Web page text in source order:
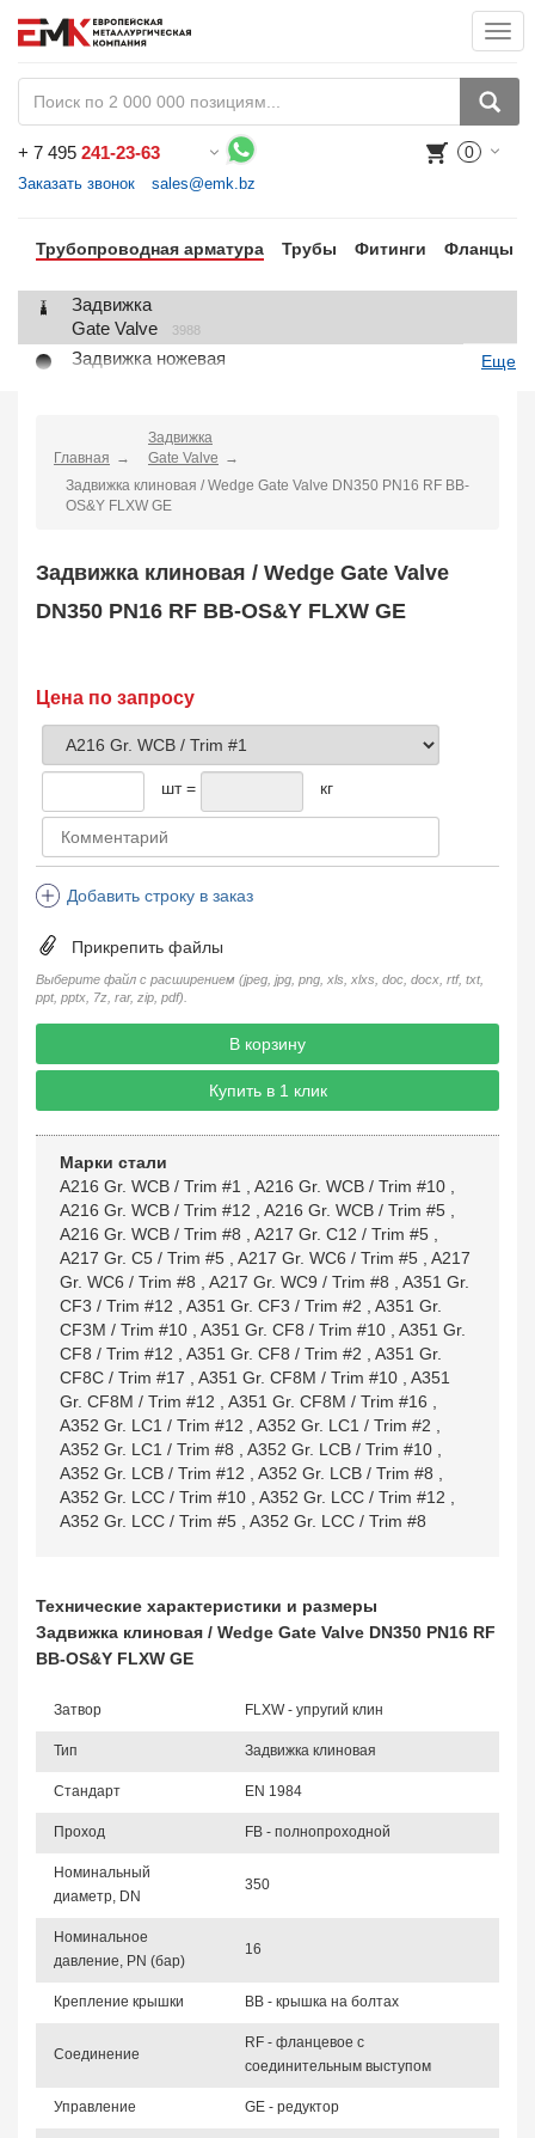
+ 7 495 241-23-63
Заказать звонок sales@emk.bz
0
Трубопроводная арматура Трубы Фитинги Фланцы
Задвижка
Gate Valve
3988
Задвижка ножевая
Globe Valve
2191
Клапан регулирующий
Control Valve
2
Клапан обратный
Plug Valve
148
Затвор дисковый
Фильтр сетчатый
Strainer
1138
Конденсатоотводчик
Steam Trap
4
Компенсатор
Пламегаситель
Flame Arrester
73
Заказать в 1 клик
Еще
Главная
Задвижка
Gate Valve
Задвижка клиновая / Wedge Gate Valve DN350 PN16 RF BB-
OS&Y FLXW GE
Задвижка клиновая / Wedge Gate Valve
DN350 PN16 RF BB-OS&Y FLXW GE
Цена по запросу
шт = кг
Добавить строку в заказ
Прикрепить файлы
Выберите файл с расширением (jpeg, jpg, png, xls, xlxs, doc, docx, rtf, txt,
ppt, pptx, 7z, rar, zip, pdf).
В корзину
Купить в 1 клик
Марки стали
A216 Gr. WCB / Trim #1
A216 Gr. WCB / Trim #10
A216 Gr. WCB / Trim #12
A216 Gr. WCB / Trim #5
A216 Gr. WCB / Trim #8
A217 Gr. C12 / Trim #5
A217 Gr. C5 / Trim #5
A217 Gr. WC6 / Trim #5
A217
Gr. WC6 / Trim #8
A217 Gr. WC9 / Trim #8
A351 Gr.
CF3 / Trim #12
A351 Gr. CF3 / Trim #2
A351 Gr.
CF3M / Trim #10
A351 Gr. CF8 / Trim #10
A351 Gr.
CF8 / Trim #12
A351 Gr. CF8 / Trim #2
A351 Gr.
CF8C / Trim #17
A351 Gr. CF8M / Trim #10
A351
Gr. CF8M / Trim #12
A351 Gr. CF8M / Trim #16
A352 Gr. LC1 / Trim #12
A352 Gr. LC1 / Trim #2
A352 Gr. LC1 / Trim #8
A352 Gr. LCB / Trim #10
A352 Gr. LCB / Trim #12
A352 Gr. LCB / Trim #8
A352 Gr. LCC / Trim #10
A352 Gr. LCC / Trim #12
A352 Gr. LCC / Trim #5
A352 Gr. LCC / Trim #8
Технические характеристики и размеры
Задвижка клиновая / Wedge Gate Valve DN350 PN16 RF
BB-OS&Y FLXW GE
Затвор FLXW - упругий клин
Тип Задвижка клиновая
Стандарт EN 1984
Проход FB - полнопроходной
Номинальный
диаметр, DN
350
Номинальное
давление, PN (бар)
16
Крепление крышки BB - крышка на болтах
Соединение
RF - фланцевое с
соединительным выступом
Управление GE - редуктор